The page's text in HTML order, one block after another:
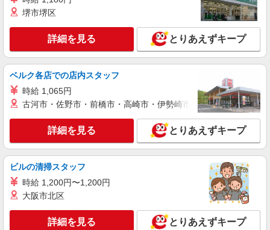
○。・゜+゜ 入社祝い金10万円支給(規定有) お友達
を紹介頂くと, インセンティブ支給(規定有) ゜・。
○。・゜+゜・。○。・゜+゜詳細を見る
紹介予定派遣
株式会社シエロ
【ソフトバンク】の店舗スタッフ
時給1500円〜1800円（経験・能力による） ※
残業代支給 ★交通費別途支給（規定あり） ゜
+゜・。○。・゜+゜・。○。・゜+゜ 入社祝い金10
万円支給(規定有) お友達を紹介頂くと, インセンテ
ィブ支給(規定有) ★月2回払い・週払い可能（規程
有）★ ゜・。○。・゜+゜・。○。・゜+゜
岐阜県岐阜市のsoftbankショップ
キープ 詳細を見る
派遣社員
株式会社シエロ
【softbank】人気機種に詳しくなれる携帯販
売
月給207900円〜260200円（経験・能力によ
堺市堺区
詳細を見る とりあえずキープ
ベルク各店での店内スタッフ
時給 1,065円
古河市・佐野市・前橋市・高崎市・伊勢崎市・太田市・館林市
詳細を見る とりあえずキープ
ビルの清掃スタッフ
時給 1,200円〜1,200円
大阪市北区
詳細を見る とりあえずキープ